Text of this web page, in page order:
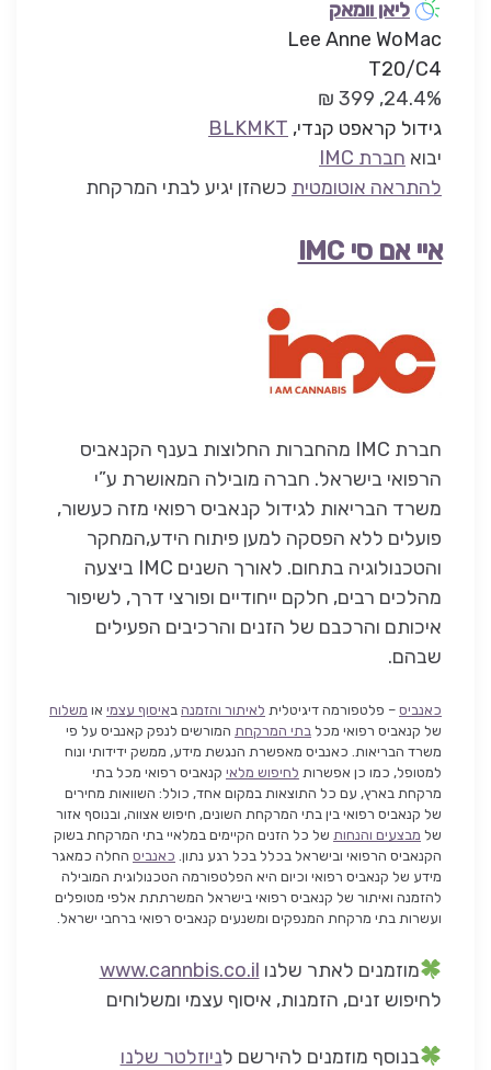
ליאן וומאק
Lee Anne WoMac
T20/C4
24.4%, 399 ₪
גידול קראפט קנדי, BLKMKT
יבוא חברת IMC
להתראה אוטומטית כשהזן יגיע לבתי המרקחת
איי אם סי IMC
חברת IMC מהחברות החלוצות בענף הקנאביס
הרפואי בישראל. חברה מובילה המאושרת ע”י
משרד הבריאות לגידול קנאביס רפואי מזה כעשור,
פועלים ללא הפסקה למען פיתוח הידע,המחקר
והטכנולוגיה בתחום. לאורך השנים IMC ביצעה
מהלכים רבים, חלקם ייחודיים ופורצי דרך, לשיפור
איכותם והרכבם של הזנים והרכיבים הפעילים
שבהם.
כאנביס – פלטפורמה דיגיטלית לאיתור והזמנה באיסוף עצמי או משלוח
של קנאביס רפואי מכל בתי המרקחת המורשים לנפק קאנביס על פי
משרד הבריאות. כאנביס מאפשרת הנגשת מידע, ממשק ידידותי ונוח
למטופל, כמו כן אפשרות לחיפוש מלאי קנאביס רפואי מכל בתי
מרקחת בארץ, עם כל התוצאות במקום אחד, כולל: השוואות מחירים
של קנאביס רפואי בין בתי המרקחת השונים, חיפוש אצווה, ובנוסף אזור
של מבצעים והנחות של כל הזנים הקיימים במלאיי בתי המרקחת בשוק
הקנאביס הרפואי ובישראל בכלל בכל רגע נתון. כאנביס החלה כמאגר
מידע של קנאביס רפואי וכיום היא הפלטפורמה הטכנולוגית המובילה
להזמנה ואיתור של קנאביס רפואי בישראל המשרתתת אלפי מטופלים
ועשרות בתי מרקחת המנפקים ומשנעים קנאביס רפואי ברחבי ישראל.
מוזמנים לאתר שלנו www.cannbis.co.il
לחיפוש זנים, הזמנות, איסוף עצמי ומשלוחים
בנוסף מוזמנים להירשם לניוזלטר שלנו